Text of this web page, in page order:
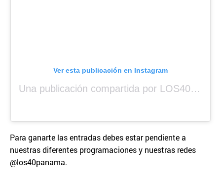
Ver esta publicación en Instagram
Una publicación compartida por LOS40 Panamá (@los40panama)
Para ganarte las entradas debes estar pendiente a
nuestras diferentes programaciones y nuestras redes
@los40panama.